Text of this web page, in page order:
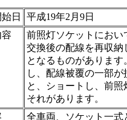
日
平成19年2月9日
前照灯ソケットにお
交換後の配線を再収納
となるものがありま
し、配線被覆の一部
と、ショートし、前
それがあります。
全車両、ソケット一式